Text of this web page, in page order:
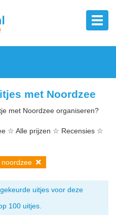
met Noordzee
met Noordzee organiseren?
☆ Alle prijzen ☆ Recensies ☆
uitjes voor deze
100 uitjes.